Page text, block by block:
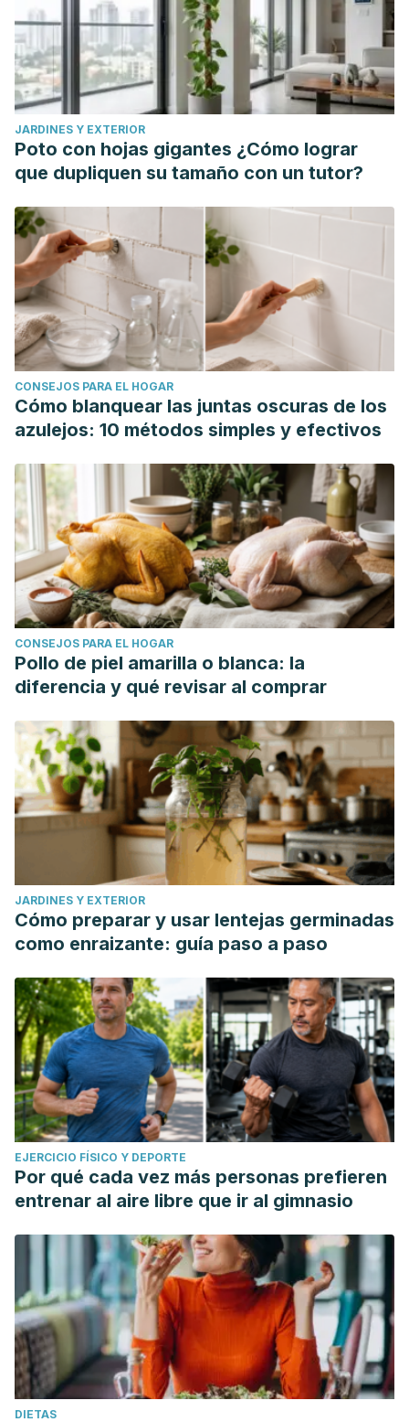
https://www.sciencedirect.com/science/article/pii/
Mahapatra, P., Horriat, S., & Anand, B. S. (2018). Anterior
cruciate ligament repair–past, present and future.Journal
of experimental orthopaedics,5
, 1-10.
https://link.springer.com/article/10.1186/s40634-018-0136-6
Sommerfeldt, M., Raheem, A., Whittaker, J., Hui, C., & Otto,
D. (2018). Recurrent instability episodes and meniscal or
cartilage damage after anterior cruciate ligament injury: a
systematic review.
Orthopaedic journal of sports
medicine ,6(7), 2325967118786507.
https://journals.sagepub.com/doi/full/10.1177/
JARDINES Y EXTERIOR
Poto con hojas gigantes ¿Cómo lograr
que dupliquen su tamaño con un tutor?
CONSEJOS PARA EL HOGAR
Cómo blanquear las juntas oscuras de los
azulejos: 10 métodos simples y efectivos
CONSEJOS PARA EL HOGAR
Pollo de piel amarilla o blanca: la
diferencia y qué revisar al comprar
JARDINES Y EXTERIOR
Cómo preparar y usar lentejas germinadas
como enraizante: guía paso a paso
EJERCICIO FÍSICO Y DEPORTE
Por qué cada vez más personas prefieren
entrenar al aire libre que ir al gimnasio
DIETAS